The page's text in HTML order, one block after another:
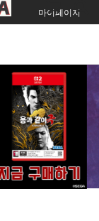
마이페이지